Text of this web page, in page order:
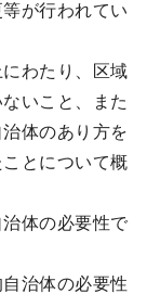
が行われてい
わたり、区域
いこと、また
体のあり方を
とについて概
体の必要性で
治体の必要性